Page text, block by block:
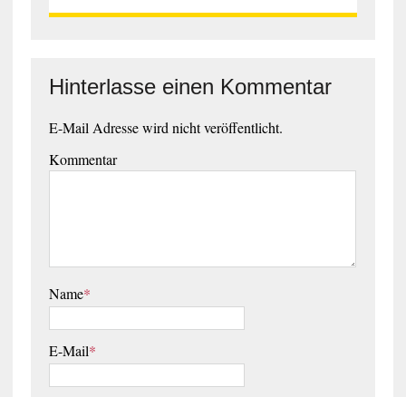
Hinterlasse einen Kommentar
E-Mail Adresse wird nicht veröffentlicht.
Kommentar
Name*
E-Mail*